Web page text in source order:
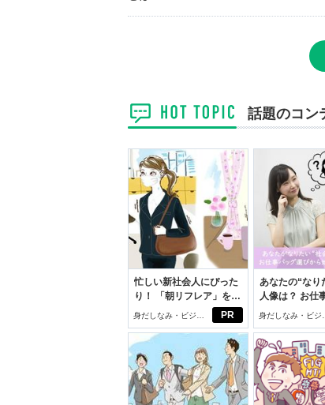
話題のコン
PR
忙しい新社会人にぴった
り！ 「朝リフレア」をは
じめよう。しっかりニオ
イケアして24時間快適。
身だしなみ・ビジネ
スアイテム
あなたの“なり
人像は？ お仕
びから始める
身だしなみ・ビジネ
スアイテム